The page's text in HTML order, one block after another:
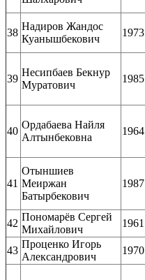
38
Надиров Жандос
Куанышбекович
1973
39
Несипбаев Бекнур
Муратович
1985
40
Ордабаева Найля
Алтынбековна
1964
41
Отыншиев
Меиржан
Батырбекович
1987
42
Пономарёв Сергей
Михайлович
1961
43
Проценко Игорь
Александрович
1970